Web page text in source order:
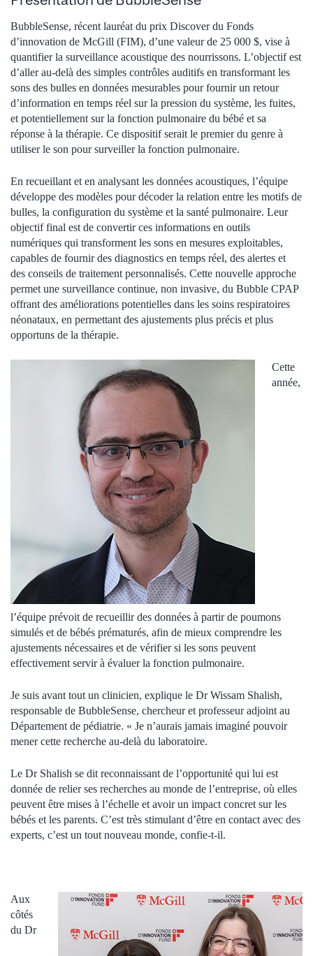
BubbleSense, récent lauréat du prix Discover du Fonds
d’innovation de McGill (FIM), d’une valeur de 25 000 $, vise à
quantifier la surveillance acoustique des nourrissons. L’objectif est
d’aller au-delà des simples contrôles auditifs en transformant les
sons des bulles en données mesurables pour fournir un retour
d’information en temps réel sur la pression du système, les fuites,
et potentiellement sur la fonction pulmonaire du bébé et sa
réponse à la thérapie. Ce dispositif serait le premier du genre à
utiliser le son pour surveiller la fonction pulmonaire.
En recueillant et en analysant les données acoustiques, l’équipe
développe des modèles pour décoder la relation entre les motifs de
bulles, la configuration du système et la santé pulmonaire. Leur
objectif final est de convertir ces informations en outils
numériques qui transforment les sons en mesures exploitables,
capables de fournir des diagnostics en temps réel, des alertes et
des conseils de traitement personnalisés. Cette nouvelle approche
permet une surveillance continue, non invasive, du Bubble CPAP
offrant des améliorations potentielles dans les soins respiratoires
néonataux, en permettant des ajustements plus précis et plus
opportuns de la thérapie.
Cette
année,
l’équipe prévoit de recueillir des données à partir de poumons
simulés et de bébés prématurés, afin de mieux comprendre les
ajustements nécessaires et de vérifier si les sons peuvent
effectivement servir à évaluer la fonction pulmonaire.
Je suis avant tout un clinicien, explique le Dr Wissam Shalish,
responsable de BubbleSense, chercheur et professeur adjoint au
Département de pédiatrie. « Je n’aurais jamais imaginé pouvoir
mener cette recherche au-delà du laboratoire.
Le Dr Shalish se dit reconnaissant de l’opportunité qui lui est
donnée de relier ses recherches au monde de l’entreprise, où elles
peuvent être mises à l’échelle et avoir un impact concret sur les
bébés et les parents. C’est très stimulant d’être en contact avec des
experts, c’est un tout nouveau monde, confie-t-il.
Aux
côtés
du Dr